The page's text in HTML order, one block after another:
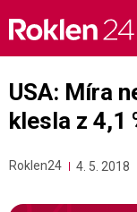
content
USA: Míra
klesla z 4,1
Roklen24 4. 5. 2018